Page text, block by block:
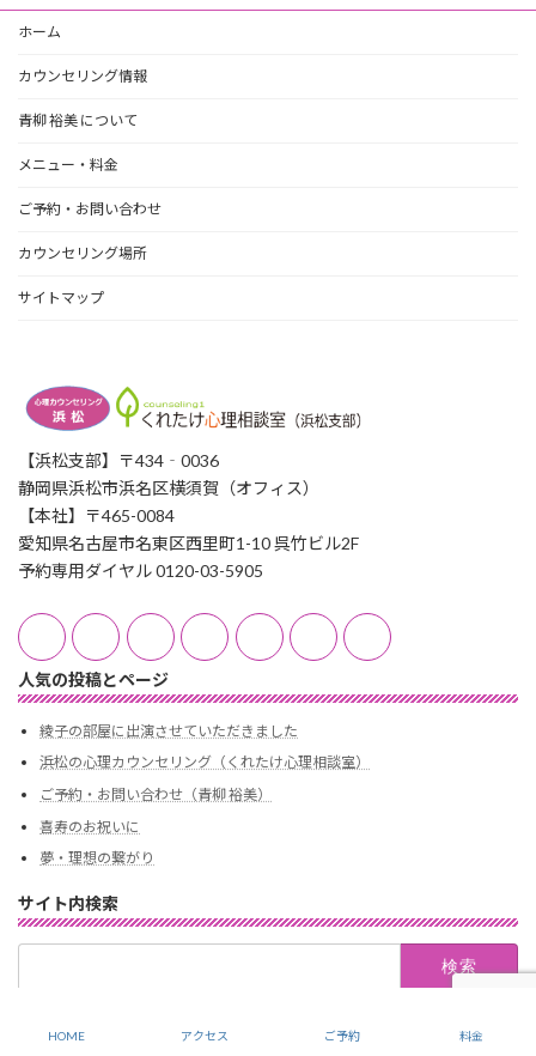
ー
カ
ブ
ホーム
カウンセリング情報
青柳 裕美 について
メニュー・料金
ご予約・お問い合わせ
カウンセリング場所
サイトマップ
【浜松支部】〒434‐0036
静岡県浜松市浜名区横須賀（オフィス）
【本社】〒465-0084
愛知県名古屋市名東区西里町1-10 呉竹ビル2F
予約専用ダイヤル 0120-03-5905
人気の投稿とページ
綾子の部屋に出演させていただきました
浜松の心理カウンセリング（くれたけ心理相談室）
ご予約・お問い合わせ（青柳 裕美）
喜寿のお祝いに
夢・理想の繋がり
サイト内検索
HOME アクセス ご予約 料金